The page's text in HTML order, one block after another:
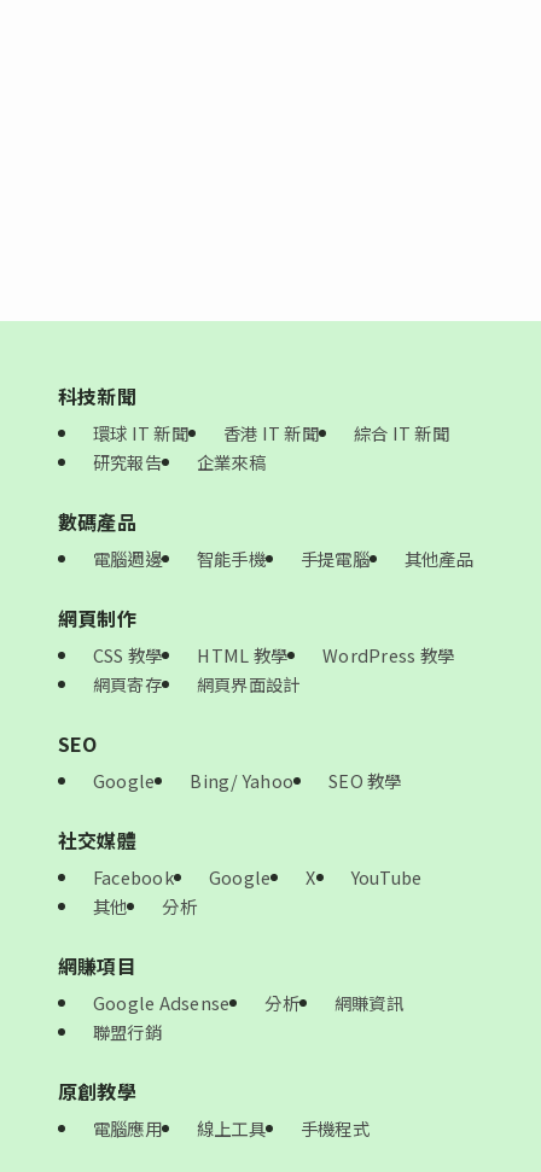
科技新聞
環球 IT 新聞 香港 IT 新聞
綜合 IT 新聞
研究報告
企業來稿
數碼產品
電腦週邊 智能手機 手提電腦 其他產品
網頁制作
CSS 教學 HTML 教學
WordPress 教學
網頁寄存
網頁界面設計
SEO
Google Bing/ Yahoo SEO 教學
社交媒體
Facebook Google X
YouTube
其他
分析
網賺項目
Google Adsense 分析
網賺資訊
聯盟行銷
原創教學
電腦應用 線上工具 手機程式